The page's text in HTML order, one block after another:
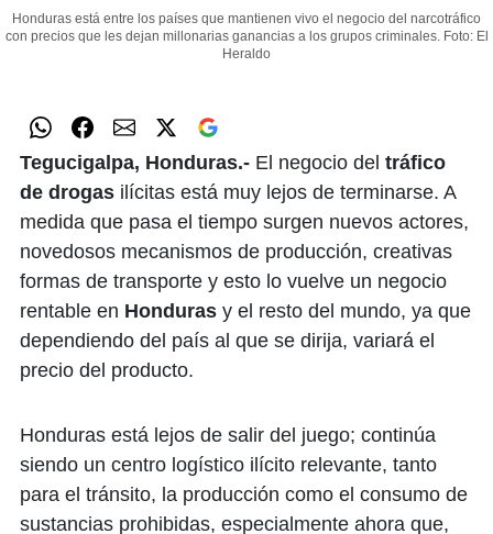
Honduras está entre los países que mantienen vivo el negocio del narcotráfico
con precios que les dejan millonarias ganancias a los grupos criminales. Foto: El
Heraldo
Tegucigalpa, Honduras.- El negocio del tráfico
de drogas ilícitas está muy lejos de terminarse. A
medida que pasa el tiempo surgen nuevos actores,
novedosos mecanismos de producción, creativas
formas de transporte y esto lo vuelve un negocio
rentable en Honduras y el resto del mundo, ya que
dependiendo del país al que se dirija, variará el
precio del producto.
Honduras está lejos de salir del juego; continúa
siendo un centro logístico ilícito relevante, tanto
para el tránsito, la producción como el consumo de
sustancias prohibidas, especialmente ahora que,